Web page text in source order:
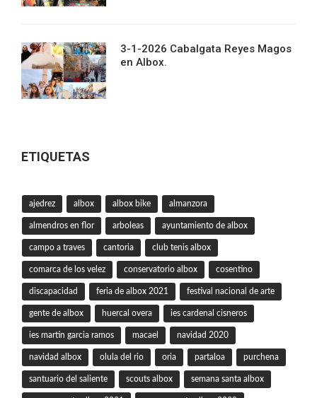
3-1-2026 Cabalgata Reyes Magos
en Albox.
ETIQUETAS
ajedrez albox albox bike almanzora
almendros en flor arboleas ayuntamiento de albox
campo a traves cantoria club tenis albox
comarca de los velez conservatorio albox cosentino
discapacidad feria de albox 2021 festival nacional de arte
gente de albox huercal overa ies cardenal cisneros
ies martin garcia ramos macael navidad 2020
navidad albox olula del rio oria partaloa purchena
santuario del saliente scouts albox semana santa albox